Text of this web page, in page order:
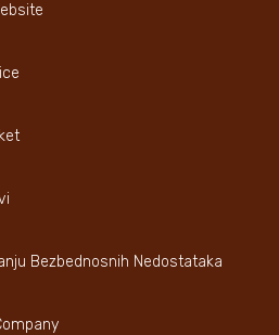
Bezbednosnih Nedostataka